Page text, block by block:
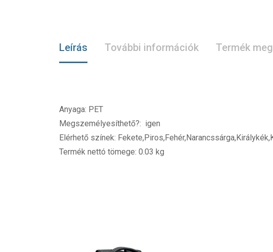
Leírás További információk Termék
Anyaga: PET
Megszemélyesíthető?: igen
Elérhető színek:
Termék nettó tömege: 0.03 kg